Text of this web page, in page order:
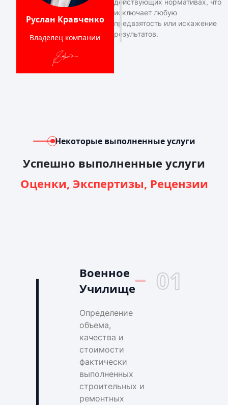
Руслан Кравченко
Владелец компании
действующих нормативах, что
исключает любую
предвзятость или искажение
результатов.
Некоторые выполненные услуги
Успешно выполненные услуги
Оценки, Экспертизы, Рецензии
Военное
Училище
01
Определение
объема,
качества и
стоимости
фактически
выполненных
строительных и
ремонтных